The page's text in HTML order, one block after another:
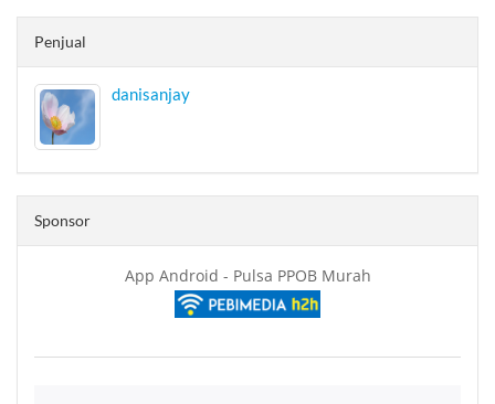
Penjual
danisanjay
Sponsor
App Android - Pulsa PPOB Murah